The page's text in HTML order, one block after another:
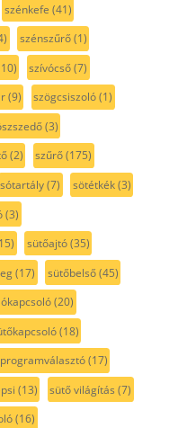
szénkefe (41)
szénszűrő(1)
szívócső(7)
(9) szögcsiszoló(1)
(3)
(2) szűrő(175)
sótartály(7) sötétkék(3)
(3)
sütőajtó(35)
(17) sütőbelső(45)
(20)
(18)
(17)
(13) sütő világítás (7)
(16)